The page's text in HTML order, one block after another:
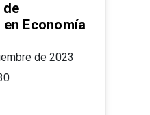
de
Economía
de 2023